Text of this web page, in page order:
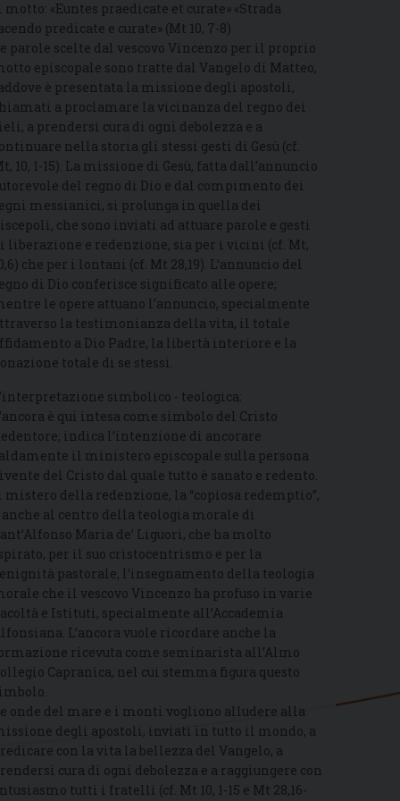
motto: «Euntes praedicate et curate» «Strada
predicate e curate» (Mt 10, 7-8)
parole scelte dal vescovo Vincenzo per il proprio
episcopale sono tratte dal Vangelo di Matteo,
è presentata la missione degli apostoli,
a proclamare la vicinanza del regno dei
a prendersi cura di ogni debolezza e a
nella storia gli stessi gesti di Gesù (cf.
10, 1-15). La missione di Gesù, fatta dall’annuncio
del regno di Dio e dal compimento dei
messianici, si prolunga in quella dei
che sono inviati ad attuare parole e gesti
liberazione e redenzione, sia per i vicini (cf. Mt,
che per i lontani (cf. Mt 28,19). L’annuncio del
di Dio conferisce significato alle opere;
le opere attuano l’annuncio, specialmente
la testimonianza della vita, il totale
a Dio Padre, la libertà interiore e la
totale di se stessi.
simbolico - teologica:
è qui intesa come simbolo del Cristo
indica l’intenzione di ancorare
il ministero episcopale sulla persona
del Cristo dal quale tutto è sanato e redento.
mistero della redenzione, la “copiosa redemptio”,
anche al centro della teologia morale di
Maria de’ Liguori, che ha molto
per il suo cristocentrismo e per la
pastorale, l’insegnamento della teologia
che il vescovo Vincenzo ha profuso in varie
e Istituti, specialmente all’Accademia
L’ancora vuole ricordare anche la
ricevuta come seminarista all’Almo
Capranica, nel cui stemma figura questo
onde del mare e i monti vogliono alludere alla
degli apostoli, inviati in tutto il mondo, a
con la vita la bellezza del Vangelo, a
cura di ogni debolezza e a raggiungere con
tutti i fratelli (cf. Mt 10, 1-15 e Mt 28,16-